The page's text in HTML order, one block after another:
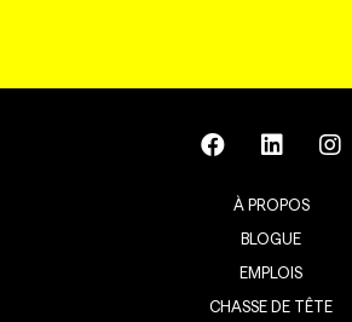
À PROPOS
BLOGUE
EMPLOIS
CHASSE DE TÊTE